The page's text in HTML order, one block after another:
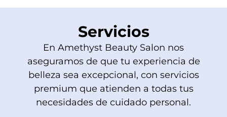
Servicios
En Amethyst Beauty Salon nos
aseguramos de que tu experiencia de
belleza sea excepcional, con servicios
premium que atienden a todas tus
necesidades de cuidado personal.